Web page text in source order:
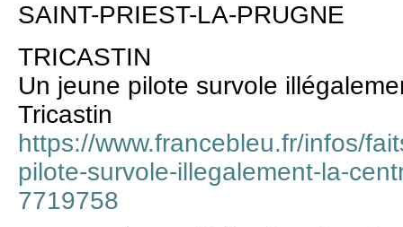
SAINT-PRIEST-LA-PRUGNE
TRICASTIN
Un jeune pilote survole
Tricastin
https://www.francebleu.fr/infos/
pilote-survole-illegalement-la-
7719758